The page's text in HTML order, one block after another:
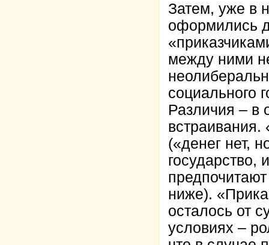
Затем, уже в
оформились
между ними
социального
Различия – в
встраивания.
(«денег нет,
государство,
ниже).
осталось от
условиях –